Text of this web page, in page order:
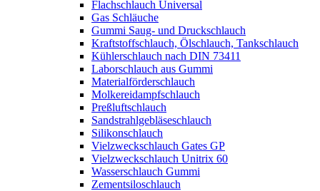
Flachschlauch Universal
Gas Schläuche
Gummi Saug- und Druckschlauch
Kraftstoffschlauch, Ölschlauch, Tankschlauch
Kühlerschlauch nach DIN 73411
Laborschlauch aus Gummi
Materialförderschlauch
Molkereidampfschlauch
Preßluftschlauch
Sandstrahlgebläseschlauch
Silikonschlauch
Vielzweckschlauch Gates GP
Vielzweckschlauch Unitrix 60
Wasserschlauch Gummi
Zementsiloschlauch